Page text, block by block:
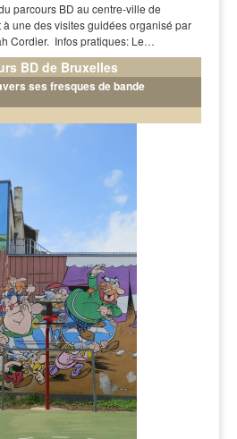
parcours BD au centre-ville de
une des visites guidées organisé par
Cordier. Infos pratiques: Le…
BD de Bruxelles
ses fresques de bande